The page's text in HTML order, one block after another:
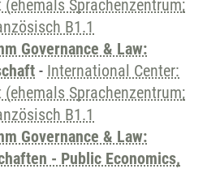
(ehemals Sprachenzentrum;
B1.1
Governance & Law:
- International Center:
(ehemals Sprachenzentrum;
B1.1
Governance & Law:
- Public Economics,